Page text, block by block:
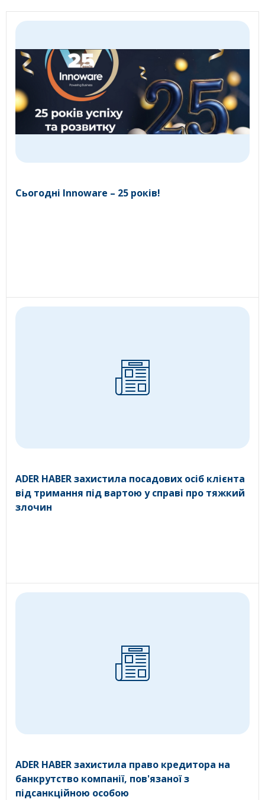
Сьогодні Innoware – 25 років!
ADER HABER захистила посадових осіб клієнта
від тримання під вартою у справі про тяжкий
злочин
ADER HABER захистила право кредитора на
банкрутство компанії, пов'язаної з
підсанкційною особою